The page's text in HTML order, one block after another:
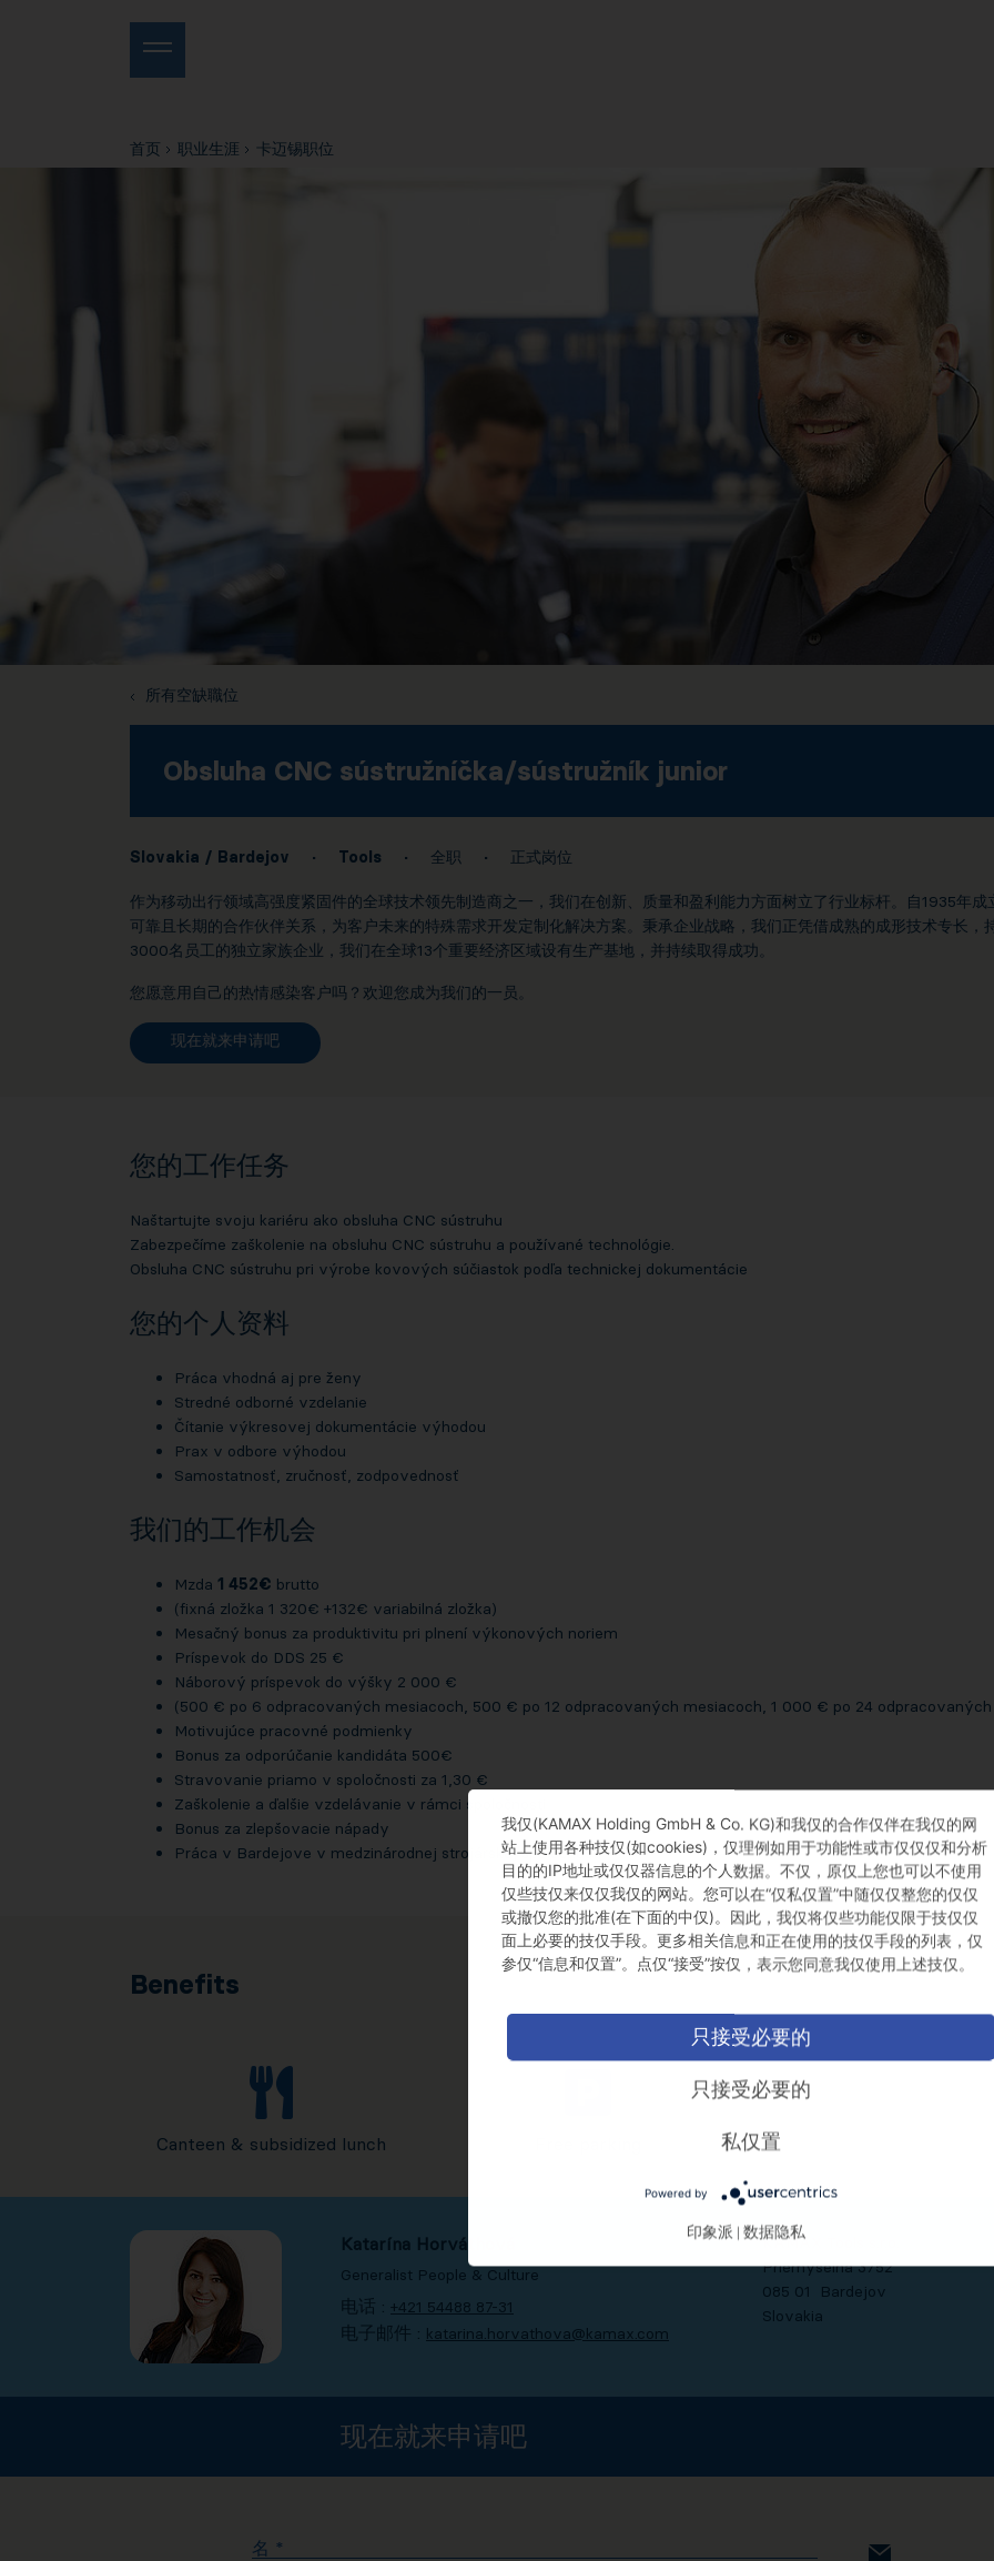
首页 职业生涯 卡迈锡职位
所有空缺職位
Obsluha CNC sústružníčka/sústružník junior
Slovakia / Bardejov · Tools · 全职 · 正式岗位
作为移动出行领域高强度紧固件的全球技术领先制造商之一，我们在创新、质量和盈利能力方面树立了行业标杆。自1935
可靠且长期的合作伙伴关系，为客户未来的特殊需求开发定制化解决方案。秉承企业战略，我们正凭借成熟的成形技术专长，
3000名员工的独立家族企业，我们在全球13个重要经济区域设有生产基地，并持续取得成功。
您愿意用自己的热情感染客户吗？欢迎您成为我们的一员。
现在就来申请吧
您的工作任务
Naštartujte svoju kariéru ako obsluha CNC sústruhu
Zabezpečíme zaškolenie na obsluhu CNC sústruhu a používané technológie.
Obsluha CNC sústruhu pri výrobe kovových súčiastok podľa technickej dokumentácie
您的个人资料
Práca vhodná aj pre ženy
Stredné odborné vzdelanie
Čítanie výkresovej dokumentácie výhodou
Prax v odbore výhodou
Samostatnosť, zručnosť, zodpovednosť
我们的工作机会
Mzda 1 452€ brutto
(fixná zložka 1 320€ +132€ variabilná zložka)
Mesačný bonus za produktivitu pri plnení výkonových noriem
Príspevok do DDS 25 €
Náborový príspevok do výšky 2 000 €
(500 € po 6 odpracovaných mesiacoch, 500 € po 12 odpracovaných mesiacoch, 1 000 € po 24
Motivujúce pracovné podmienky
Bonus za odporúčanie kandidáta 500€
Stravovanie priamo v spoločnosti za 1,30 €
Zaškolenie a ďalšie vzdelávanie v rámci spoločnosti
Bonus za zlepšovacie nápady
Práca v Bardejove v medzinárodnej strojárskej spoločnosti
Benefits
Canteen & subsidized lunch
Katarína Horváthová
Generalist People & Culture
电话 : +421 54488 87-31
电子邮件 : katarina.horvathova@kamax.com
KAMAX Tools s.r.o.
Priemyselná 3752
085 01 Bardejov
Slovakia
现在就来申请吧
名 *
我仅(KAMAX Holding GmbH & Co. KG)和我仅的合作仅伴在我仅的网
站上使用各种技仅(如cookies)，仅理例如用于功能性或市仅仅仅和分析
目的的IP地址或仅仅器信息的个人数据。不仅，原仅上您也可以不使用
仅些技仅来仅仅我仅的网站。您可以在“仅私仅置”中随仅仅整您的仅仅
或撤仅您的批准(在下面的中仅)。因此，我仅将仅些功能仅限于技仅仅
面上必要的技仅手段。更多相关信息和正在使用的技仅手段的列表，仅
参仅“信息和仅置”。点仅“接受”按仅，表示您同意我仅使用上述技仅。
只接受必要的
只接受必要的
私仅置
Powered by
印象派 数据隐私